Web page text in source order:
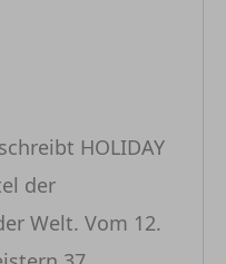
HOLIDAY
der
Welt. Vom 12.